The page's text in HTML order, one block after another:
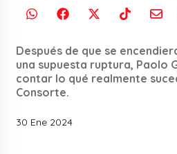
Después de que se
una supuesta ruptura, Paolo
contar lo qué realmente
Consorte.
30 Ene 2024